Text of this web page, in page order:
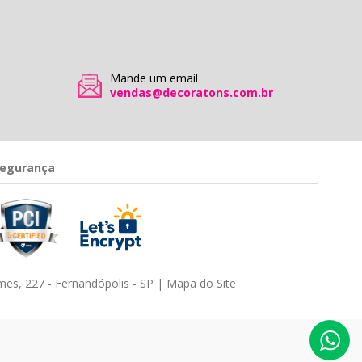
Mande um email
vendas@decoratons.com.br
227 - Fernandópolis - SP | Mapa do Site